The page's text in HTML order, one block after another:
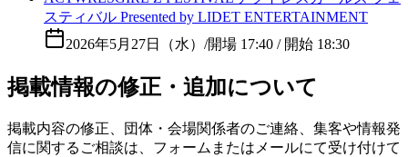
スティバル Presented by LIDET ENTERTAINMENT
2026年5月27日（水） /開場 17:40 / 開始 18:30
掲載情報の修正・追加について
掲載内容の修正、団体・会場関係者のご連絡、集客や情報発
信に関するご相談は、フォームまたはメールにて受け付けて